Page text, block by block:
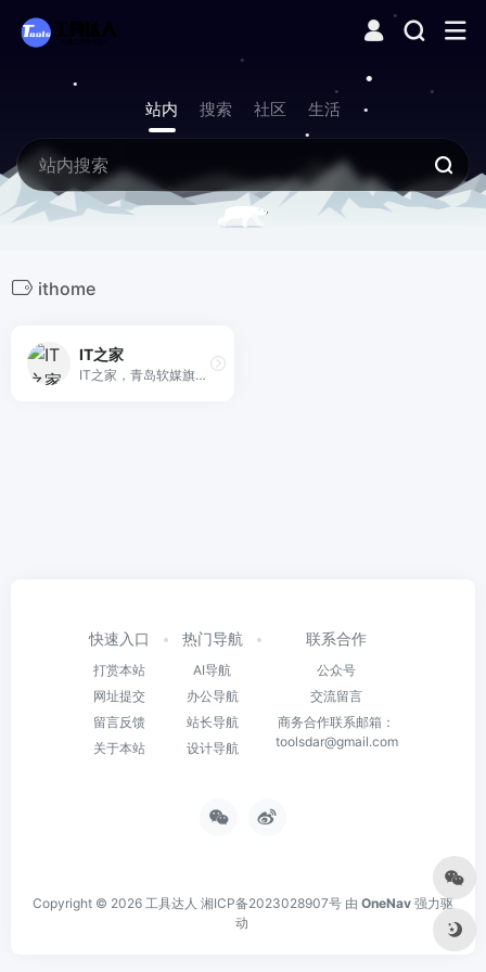
站内 搜索 社区 生活
ithome
IT之家
IT之家，青岛软媒旗下的前沿科技门户网站。快速播报科技行业新闻头条快讯和手机数码产品评测，关注智能车电动车、AR/VR虚拟现实、苹果iOS/iPadOS、鸿蒙OS、谷歌Android、微软Win11/Win10/Win7，紧盯iPhone/iPad、安卓智能设备手机等数码潮流。
快速入口
打赏本站
网址提交
留言反馈
关于本站
热门导航
AI导航
办公导航
站长导航
设计导航
联系合作
公众号
交流留言
商务合作联系邮箱：
toolsdar@gmail.com
Copyright © 2026 工具达人 湘ICP备2023028907号 由 OneNav 强力驱
动